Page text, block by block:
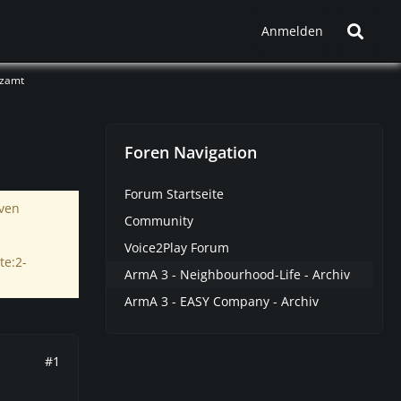
Anmelden
#1
Foren Navigation
Forum Startseite
Community
Voice2Play Forum
ArmA 3 - Neighbourhood-Life - Archiv
ArmA 3 - EASY Company - Archiv